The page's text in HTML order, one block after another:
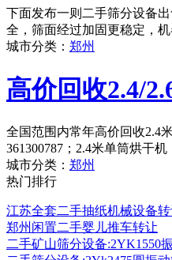
下面发布一则二手筛分设备
全，筛面经过加固更稳定，
城市分类： 郑州
高价回收2.4/
全国范围内常年高价回收2.4
361300787；2.4米单筒烘干
城市分类： 郑州
热门排行
江苏全套二手抽纸机械设备转
郑州闲置二手婴儿推车转让
二手矿山筛分设备:2YK1550